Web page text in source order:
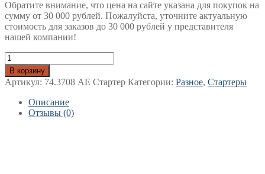
Обратите внимание, что цена на сайте указана для покупок на
сумму от 30 000 рублей. Пожалуйста, уточните актуальную
стоимость для заказов до 30 000 рублей у представителя
нашей компании!
Количество
товара
74.3708
AE
Стартер
МТЗ-80
аналог
В корзину
Артикул: 74.3708 AE Стартер Категории: Разное, Стартеры
Описание
Отзывы (0)